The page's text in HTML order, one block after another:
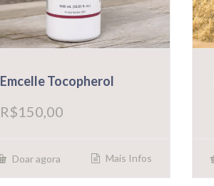
Emcelle Tocopherol
R$150,00
Doar agora Mais Infos